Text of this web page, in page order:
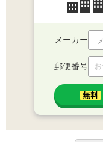
メーカー
郵便番号
無料